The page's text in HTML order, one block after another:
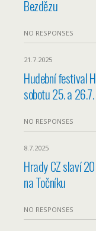
Bezdězu
NO RESPONSES
21.7.2025
Hudební festival
sobotu 25. a
NO RESPONSES
8.7.2025
Hrady CZ slaví
na Točníku
NO RESPONSES